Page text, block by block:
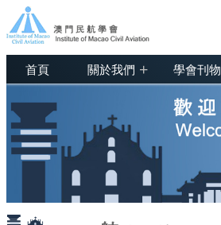
首頁 關於我們 + 學會刊物